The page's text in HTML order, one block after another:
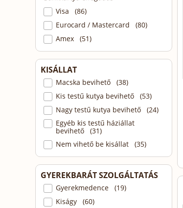
Visa (86)
Eurocard / Mastercard (80)
Amex (51)
KISÁLLAT
Macska bevihető (38)
Kis testű kutya bevihető (53)
Nagy testű kutya bevihető (24)
Egyéb kis testű háziállat
bevihető (31)
Nem vihető be kisállat (35)
GYEREKBARÁT SZOLGÁLTATÁS
Gyerekmedence (19)
Kiságy (60)